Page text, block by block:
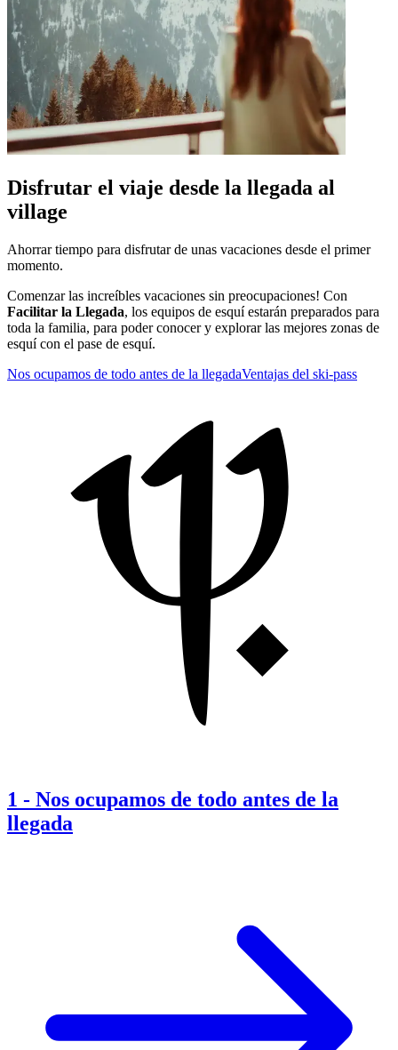
Disfrutar el viaje desde la llegada al
village
Ahorrar tiempo para disfrutar de unas vacaciones desde el primer
momento.
Comenzar las increíbles vacaciones sin preocupaciones! Con
Facilitar la Llegada, los equipos de esquí estarán preparados para
toda la familia, para poder conocer y explorar las mejores zonas de
esquí con el pase de esquí.
Nos ocupamos de todo antes de la llegadaVentajas del ski-pass
1 - Nos ocupamos de todo antes de la
llegada